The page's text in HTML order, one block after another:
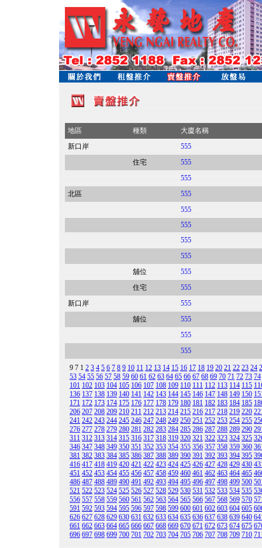
地區 種類
大廈名稱
新口岸
555
住宅
555
555
北區
555
555
555
555
555
舖位
555
住宅
555
新口岸
555
舖位
555
555
555
9 712 3 4 5 6 7 8 9 10 11 12 13 14 15 16 17 18 19 20 21 22 23 24
53 54 55 56 57 58 59 60 61 62 63 64 65 66 67 68 69 70 71 72 73 74
101 102 103 104 105 106 107 108 109 110 111 112 113 114 115
136 137 138 139 140 141 142 143 144 145 146 147 148 149 150
171 172 173 174 175 176 177 178 179 180 181 182 183 184 185
206 207 208 209 210 211 212 213 214 215 216 217 218 219 220
241 242 243 244 245 246 247 248 249 250 251 252 253 254 255
276 277 278 279 280 281 282 283 284 285 286 287 288 289 290
311 312 313 314 315 316 317 318 319 320 321 322 323 324 325
346 347 348 349 350 351 352 353 354 355 356 357 358 359 360
381 382 383 384 385 386 387 388 389 390 391 392 393 394 395
416 417 418 419 420 421 422 423 424 425 426 427 428 429 430
451 452 453 454 455 456 457 458 459 460 461 462 463 464 465
486 487 488 489 490 491 492 493 494 495 496 497 498 499 500
521 522 523 524 525 526 527 528 529 530 531 532 533 534 535
556 557 558 559 560 561 562 563 564 565 566 567 568 569 570
591 592 593 594 595 596 597 598 599 600 601 602 603 604 605
626 627 628 629 630 631 632 633 634 635 636 637 638 639 640
661 662 663 664 665 666 667 668 669 670 671 672 673 674 675
696 697 698 699 700 701 702 703 704 705 706 707 708 709 710